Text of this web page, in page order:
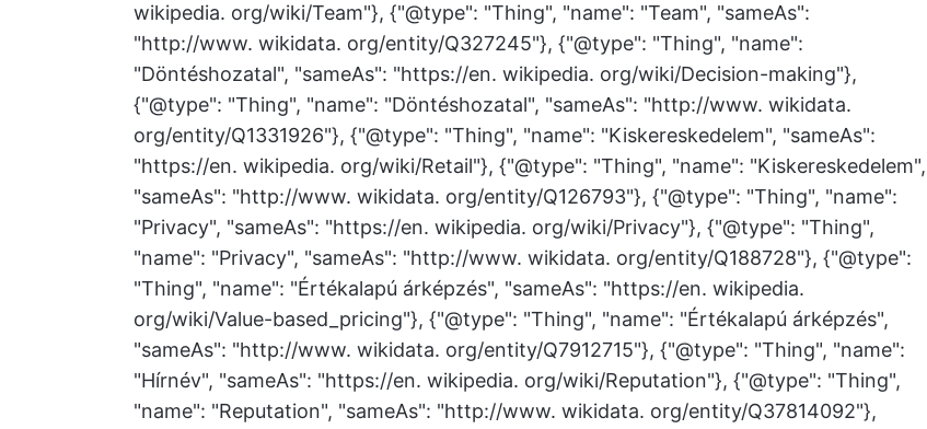
wikipedia. org/wiki/Team"}, {"@type": "Thing", "name": "Team", "sameAs":
"http://www. wikidata. org/entity/Q327245"}, {"@type": "Thing", "name":
"Döntéshozatal", "sameAs": "https://en. wikipedia. org/wiki/Decision-making"},
{"@type": "Thing", "name": "Döntéshozatal", "sameAs": "http://www. wikidata.
org/entity/Q1331926"}, {"@type": "Thing", "name": "Kiskereskedelem", "sameAs":
"https://en. wikipedia. org/wiki/Retail"}, {"@type": "Thing", "name": "Kiskereskedelem",
"sameAs": "http://www. wikidata. org/entity/Q126793"}, {"@type": "Thing", "name":
"Privacy", "sameAs": "https://en. wikipedia. org/wiki/Privacy"}, {"@type": "Thing",
"name": "Privacy", "sameAs": "http://www. wikidata. org/entity/Q188728"}, {"@type":
"Thing", "name": "Értékalapú árképzés", "sameAs": "https://en. wikipedia.
org/wiki/Value-based_pricing"}, {"@type": "Thing", "name": "Értékalapú árképzés",
"sameAs": "http://www. wikidata. org/entity/Q7912715"}, {"@type": "Thing", "name":
"Hírnév", "sameAs": "https://en. wikipedia. org/wiki/Reputation"}, {"@type": "Thing",
"name": "Reputation", "sameAs": "http://www. wikidata. org/entity/Q37814092"},